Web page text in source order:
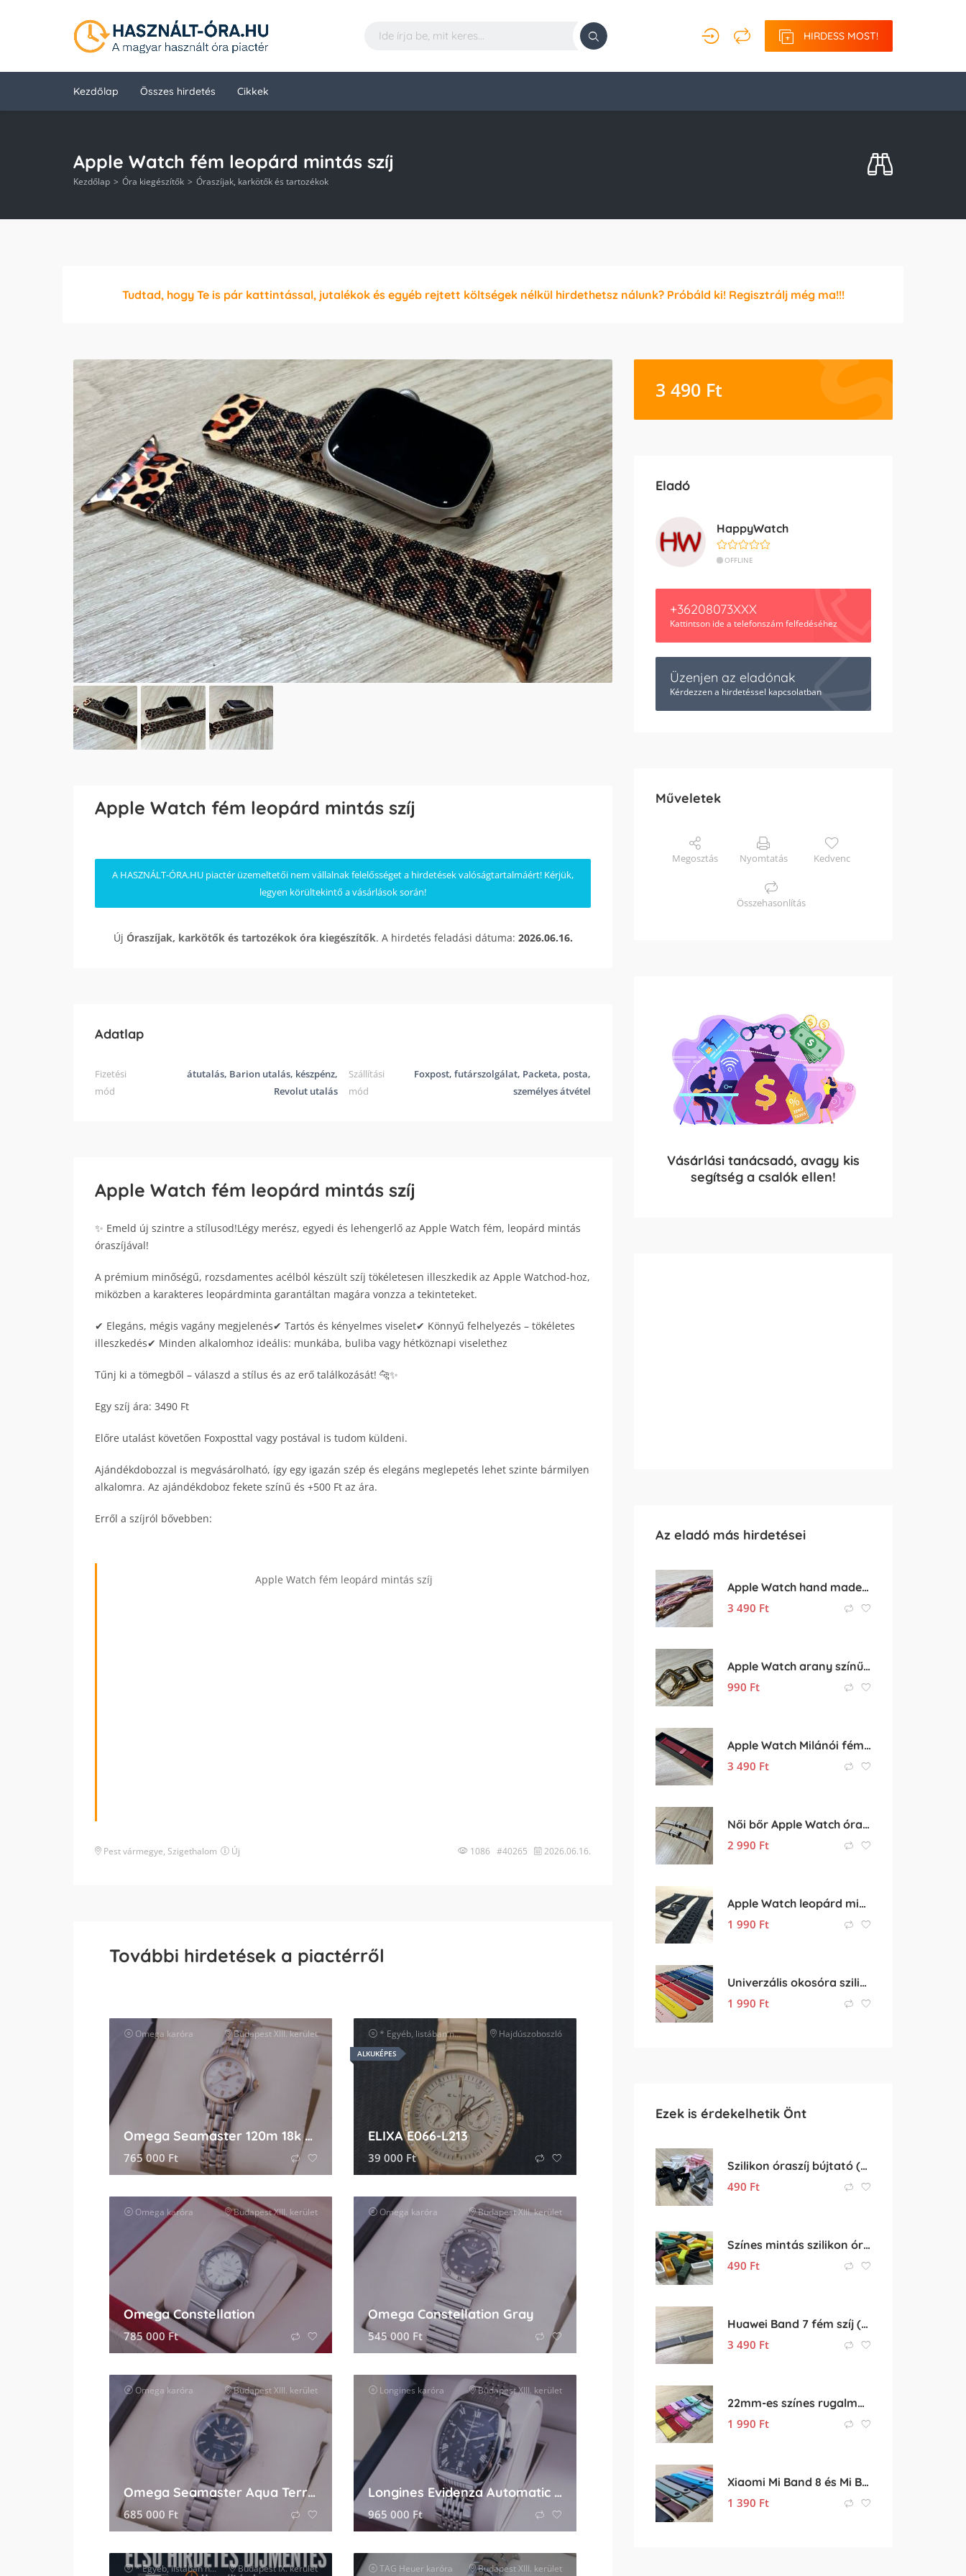
HIRDESS MOST!
Kezdőlap Összes hirdetés Cikkek
Apple Watch fém leopárd mintás szíj
Kezdőlap Óra kiegészítők Óraszíjak, karkötők és tartozékok
Tudtad, hogy Te is pár kattintással, jutalékok és egyéb rejtett költségek nélkül hirdethetsz nálunk? Próbáld ki! Regisztrálj még ma!!!
Apple Watch fém leopárd mintás szíj
A HASZNÁLT-ÓRA.HU piactér üzemeltetői nem vállalnak felelősséget a hirdetések valóságtartalmáért! Kérjük,
legyen körültekintő a vásárlások során!
Új Óraszíjak, karkötők és tartozékok óra kiegészítők. A hirdetés feladási dátuma: 2026.06.16.
Adatlap
Fizetési
mód
átutalás, Barion utalás, készpénz,
Revolut utalás
Szállítási
mód
Foxpost, futárszolgálat, Packeta, posta,
személyes átvétel
Apple Watch fém leopárd mintás szíj
✨ Emeld új szintre a stílusod!Légy merész, egyedi és lehengerlő az Apple Watch fém, leopárd mintás
óraszíjával!
A prémium minőségű, rozsdamentes acélból készült szíj tökéletesen illeszkedik az Apple Watchod-hoz,
miközben a karakteres leopárdminta garantáltan magára vonzza a tekinteteket.
✔ Elegáns, mégis vagány megjelenés✔ Tartós és kényelmes viselet✔ Könnyű felhelyezés – tökéletes
illeszkedés✔ Minden alkalomhoz ideális: munkába, buliba vagy hétköznapi viselethez
Tűnj ki a tömegből – válaszd a stílus és az erő találkozását! 🐆✨
Egy szíj ára: 3490 Ft
Előre utalást követően Foxposttal vagy postával is tudom küldeni.
Ajándékdobozzal is megvásárolható, így egy igazán szép és elegáns meglepetés lehet szinte bármilyen
alkalomra. Az ajándékdoboz fekete színű és +500 Ft az ára.
Erről a szíjról bővebben:
Apple Watch fém leopárd mintás szíj
Pest vármegye, Szigethalom Új 1086 #40265 2026.06.16.
További hirdetések a piactérről
Omega karóra Budapest XIII. kerület
Omega Seamaster 120m 18k Gold Lady
765 000Ft
ALKUKÉPES
* Egyéb, listában nem szereplő márka karóra
Hajdúszoboszló
ELIXA E066-L213
39 000 Ft
Omega karóra Budapest XIII. kerület
Omega Constellation
785 000 Ft
Omega karóra Budapest XIII. kerület
Omega Constellation Gray
545 000 Ft
Omega karóra Budapest XIII. kerület
Omega Seamaster Aqua Terra Lady
685 000 Ft
Longines karóra Budapest XIII. kerület
Longines Evidenza Automatic Chronograph
965 000 Ft
* Egyéb, listában nem szereplő márka karóra
Budapest IX. kerület TAG Heuer karóra Budapest XIII. kerület
3 490 Ft
Eladó
HappyWatch
OFFLINE
+36208073XXX
Kattintson ide a telefonszám felfedéséhez
Üzenjen az eladónak
Kérdezzen a hirdetéssel kapcsolatban
Műveletek
Megosztás Nyomtatás Kedvenc
Összehasonlítás
Vásárlási tanácsadó, avagy kis
segítség a csalók ellen!
Az eladó más hirdetései
Apple Watch hand made (handmade) óraszíj
3 490 Ft
Apple Watch arany színű szilikon védőtok
990 Ft
Apple Watch Milánói fém óraszíj
3 490 Ft
Női bőr Apple Watch óraszíj
2 990 Ft
Apple Watch leopárd mintás szilikon óraszíj (óra szíj)
1 990 Ft
Univerzális okosóra szilikon óraszíj eladó – 22mm
1 990 Ft
Ezek is érdekelhetik Önt
Szilikon óraszíj bújtató (18mm-es óraszíjhoz)
490 Ft
Színes mintás szilikon óraszíj bújtató – 20mm óraszíjhoz
490 Ft
Huawei Band 7 fém szíj (fém óraszíj, rozsdamentes acél szíj)
3 490 Ft
22mm-es színes rugalmas óraszíj (gumis óra szíj)
1 990 Ft
Xiaomi Mi Band 8 és Mi Band 9 színes szilikon pótszíj eladó
1 390 Ft